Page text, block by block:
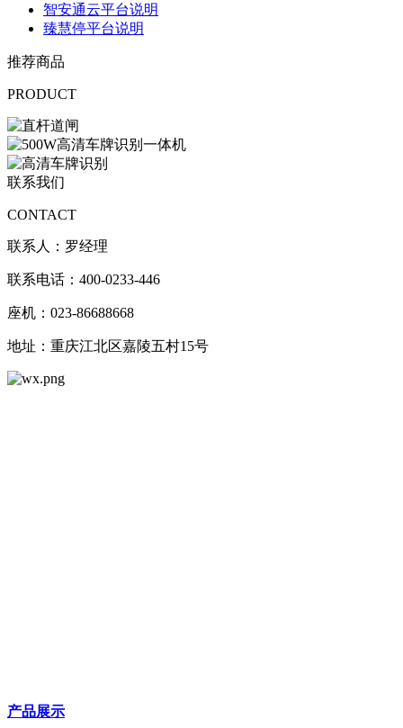
智安通云平台说明
臻慧停平台说明
推荐商品
PRODUCT
联系我们
CONTACT
联系人：罗经理
联系电话：400-0233-446
座机：023-86688668
地址：重庆江北区嘉陵五村15号
产品展示